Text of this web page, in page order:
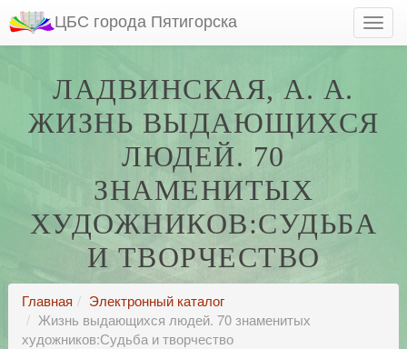
ЦБС города Пятигорска
ЛАДВИНСКАЯ, А. А.
ЖИЗНЬ ВЫДАЮЩИХСЯ
ЛЮДЕЙ. 70
ЗНАМЕНИТЫХ
ХУДОЖНИКОВ:СУДЬБА
И ТВОРЧЕСТВО
Главная
Электронный каталог
Жизнь выдающихся людей. 70 знаменитых
художников:Судьба и творчество